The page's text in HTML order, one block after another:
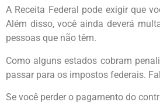
A Receita Federal pode exigir que
Além disso, você ainda deverá
pessoas que não têm.
Como alguns estados cobram
passar para os impostos federais.
Se você perder o pagamento do